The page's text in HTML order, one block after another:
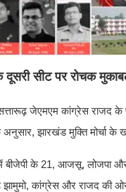
सीट पर रोचक
जेएमएम कांग्रेस
झारखंड मुक्ति मोर्चा के
बीजेपी के 21, आजसू, लोजपा
झामुमो, कांग्रेस और राजद की